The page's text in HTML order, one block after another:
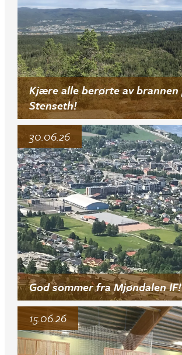
Kjære alle berørte av brannen
Stenseth!
God sommer fra Mjøndalen IF!
30.06.26
15.06.26